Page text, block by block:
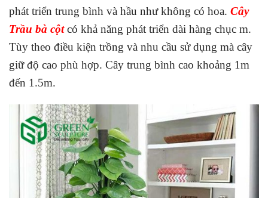
phát triển trung bình và hầu như không có hoa. Cây
Trầu bà cột có khả năng phát triển dài hàng chục m.
Tùy theo điều kiện trồng và nhu cầu sử dụng mà cây
giữ độ cao phù hợp. Cây trung bình cao khoảng 1m
đến 1.5m.